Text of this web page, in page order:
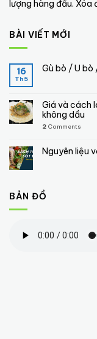
lượng hàng đầu. Xóa
BÀI VIẾT MỚI
16
Th5
Gù bò / U bò
Giá và cách
không dầu
2 Comments
Nguyên liệu
BẢN ĐỒ